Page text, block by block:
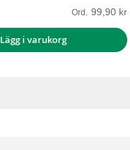
Ord. 99,90 kr
Lägg i varukorg